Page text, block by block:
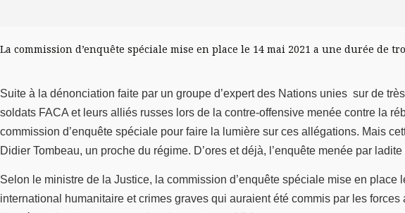
La commission d’enquête spéciale mise en place le 14 mai 2021 a une durée de
Suite à la dénonciation faite par un groupe d’expert des Nations unies sur de
soldats FACA et leurs alliés russes lors de la contre-offensive menée contre la
commission d’enquête spéciale pour faire la lumière sur ces allégations. Mais
Didier Tombeau, un proche du régime. D’ores et déjà, l’enquête menée par
Selon le ministre de la Justice, la commission d’enquête spéciale mise en
international humanitaire et crimes graves qui auraient été commis par les